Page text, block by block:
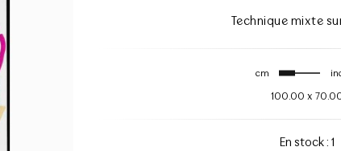
Technique mixte
cm
100.00 x
En stock : 1